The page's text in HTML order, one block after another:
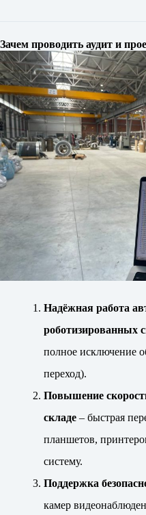
Зачем проводить аудит и
Надёжная работа
роботизированных
полное исключение
переход).
Повышение
складе – быстрая
планшетов,
систему.
Поддержка
камер